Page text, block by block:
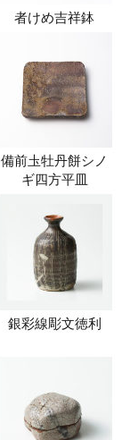
者けめ吉祥鉢
備前圡牡丹餅シノ
ギ四方平皿
銀彩線彫文徳利